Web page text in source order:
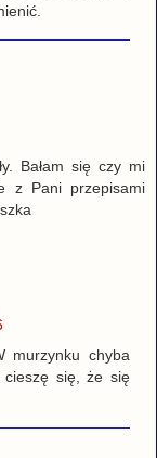
Bałam się czy mi
z Pani przepisami
murzynku chyba
cieszę się, że się